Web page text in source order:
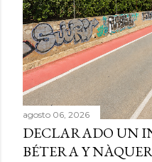
agosto 06, 2026
DECLARADO UN
BÉTERA Y